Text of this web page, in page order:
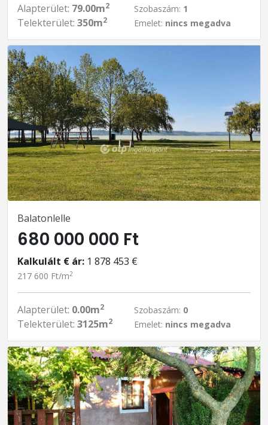
Alapterület: 79.00m2
Telekterület: 350m2
Szobaszám: 1
Emelet: nincs megadva
Balatonlelle
680 000 000 Ft
Kalkulált € ár: 1 878 453 €
217 600 Ft/m2
Alapterület: 0.00m2
Telekterület: 3125m2
Szobaszám: 0
Emelet: nincs megadva